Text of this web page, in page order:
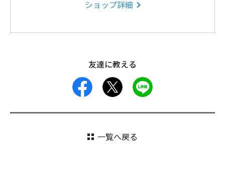
ショップ詳細
友達に教える
facebook
一覧へ戻る